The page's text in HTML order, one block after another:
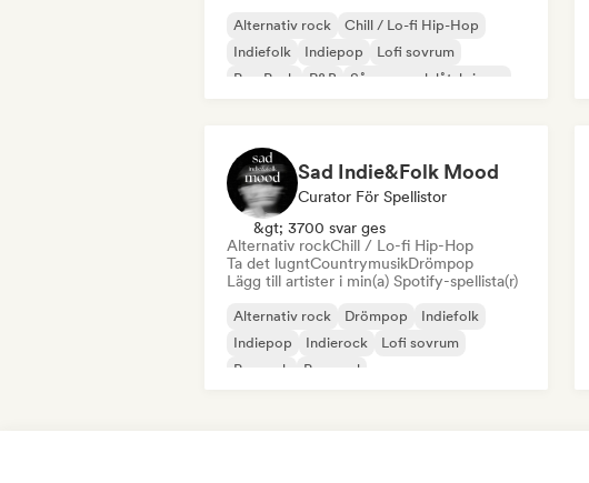
Alternativ rock
Chill / Lo-fi Hip-Hop
Indiefolk
Indiepop
Lofi sovrum
Pop Punk
R&B Sångare och låtskrivare
Sad Indie&Folk Mood
Curator För Spellistor
&gt; 3700 svar ges
Alternativ rockChill / Lo-fi Hip-Hop
Ta det lugntCountrymusikDrömpop
Lägg till artister i min(a) Spotify-spellista(r)
Alternativ rock Drömpop
Indiefolk
Indiepop
Indierock
Lofi sovrum
Poprock
Pop soul